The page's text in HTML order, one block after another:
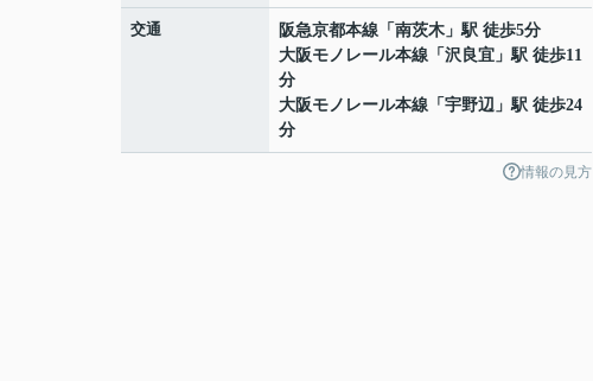
交通 阪急京都本線 「 南茨木 」駅 徒歩5分
大阪モノレール本線 「 沢良宜 」駅 徒歩11
分
大阪モノレール本線 「 宇野辺 」駅 徒歩24
分
情報の見方